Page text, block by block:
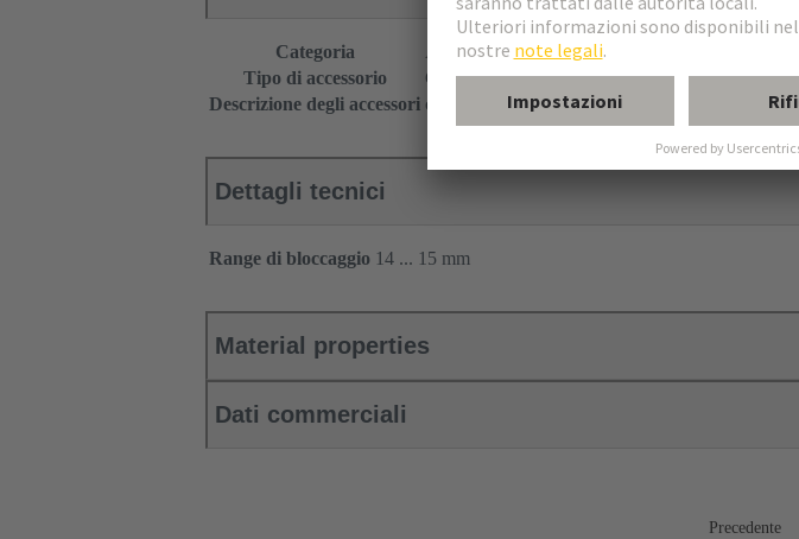
Categoria
Accessori
Tipo di accessorio
Guarnizione uscita cavo
Descrizione degli accessori con sede per fascetta serracavo (largh. max 8 mm)
Dettagli tecnici
Range di bloccaggio 14 ... 15 mm
Material properties
Dati commerciali
Precedente